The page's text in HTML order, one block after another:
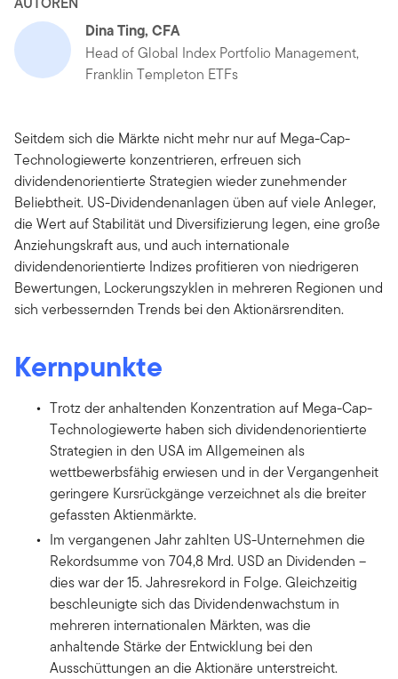
Dina Ting, CFA
Head of Global Index Portfolio Management,
Franklin Templeton ETFs
Seitdem sich die Märkte nicht mehr nur auf Mega-Cap-
Technologiewerte konzentrieren, erfreuen sich
dividendenorientierte Strategien wieder zunehmender
Beliebtheit. US-Dividendenanlagen üben auf viele Anleger,
die Wert auf Stabilität und Diversifizierung legen, eine große
Anziehungskraft aus, und auch internationale
dividendenorientierte Indizes profitieren von niedrigeren
Bewertungen, Lockerungszyklen in mehreren Regionen und
sich verbessernden Trends bei den Aktionärsrenditen.
Kernpunkte
Trotz der anhaltenden Konzentration auf Mega-Cap-
Technologiewerte haben sich dividendenorientierte
Strategien in den USA im Allgemeinen als
wettbewerbsfähig erwiesen und in der Vergangenheit
geringere Kursrückgänge verzeichnet als die breiter
gefassten Aktienmärkte.
Im vergangenen Jahr zahlten US-Unternehmen die
Rekordsumme von 704,8 Mrd. USD an Dividenden –
dies war der 15. Jahresrekord in Folge. Gleichzeitig
beschleunigte sich das Dividendenwachstum in
mehreren internationalen Märkten, was die
anhaltende Stärke der Entwicklung bei den
Ausschüttungen an die Aktionäre unterstreicht.